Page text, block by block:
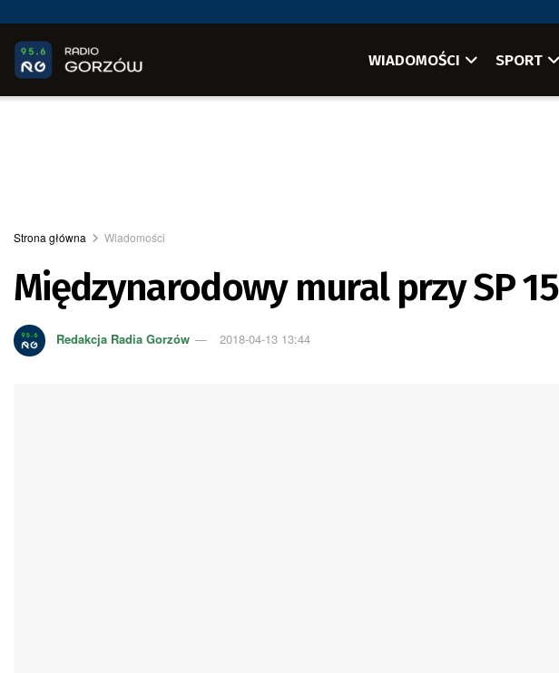
WIADOMOŚCI SPORT
Strona główna Wiadomości
Międzynarodowy mural przy SP 15
Redakcja Radia Gorzów 2018-04-13 13:44